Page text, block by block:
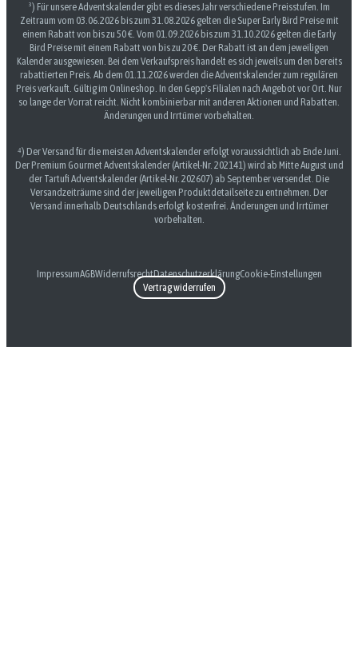
³) Für unsere Adventskalender gibt es dieses Jahr verschiedene Preisstufen. Im
Zeitraum vom 03.06.2026 bis zum 31.08.2026 gelten die Super Early Bird Preise mit
einem Rabatt von bis zu 50 €. Vom 01.09.2026 bis zum 31.10.2026 gelten die Early
Bird Preise mit einem Rabatt von bis zu 20 €. Der Rabatt ist an dem jeweiligen
Kalender ausgewiesen. Bei dem Verkaufspreis handelt es sich jeweils um den bereits
rabattierten Preis. Ab dem 01.11.2026 werden die Adventskalender zum regulären
Preis verkauft. Gültig im Onlineshop. In den Gepp's Filialen nach Angebot vor Ort. Nur
so lange der Vorrat reicht. Nicht kombinierbar mit anderen Aktionen und Rabatten.
Änderungen und Irrtümer vorbehalten.
⁴) Der Versand für die meisten Adventskalender erfolgt voraussichtlich ab Ende Juni.
Der Premium Gourmet Adventskalender (Artikel-Nr. 202141) wird ab Mitte August und
der Tartufi Adventskalender (Artikel-Nr. 202607) ab September versendet. Die
Versandzeiträume sind der jeweiligen Produktdetailseite zu entnehmen. Der
Versand innerhalb Deutschlands erfolgt kostenfrei. Änderungen und Irrtümer
vorbehalten.
ImpressumAGBWiderrufsrechtDatenschutzerklärungCookie-Einstellungen
Vertrag widerrufen